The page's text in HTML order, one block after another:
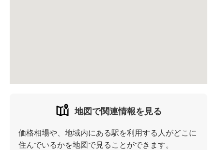
地図で関連情報を見る
価格相場や、地域内にある駅を利用する人がどこに
住んでいるかを地図で見ることができます。